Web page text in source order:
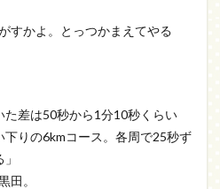
すかよ。とっつかまえてやる
差は50秒から1分10秒くらい
りの6kmコース。各周で25秒ず
田。